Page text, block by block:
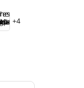
+4